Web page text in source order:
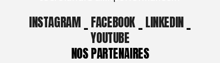
INSTAGRAM FACEBOOK_ LINKEDIN_
YOUTUBE
NOS PARTENAIRES